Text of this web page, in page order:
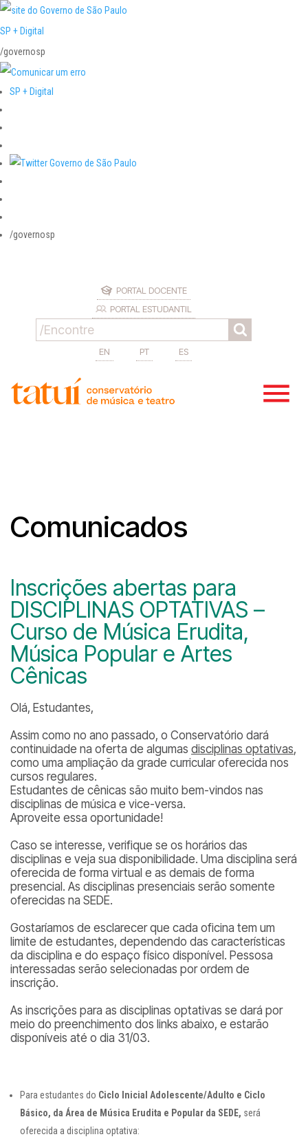
SP + Digital
/governosp
SP + Digital
/governosp
PORTAL DOCENTE
PORTAL ESTUDANTIL
EN PT ES
Comunicados
Inscrições abertas para
DISCIPLINAS OPTATIVAS –
Curso de Música Erudita,
Música Popular e Artes
Cênicas
Olá, Estudantes,
Assim como no ano passado, o Conservatório dará
continuidade na oferta de algumas disciplinas optativas,
como uma ampliação da grade curricular oferecida nos
cursos regulares.
Estudantes de cênicas são muito bem-vindos nas
disciplinas de música e vice-versa.
Aproveite essa oportunidade!
Caso se interesse, verifique se os horários das
disciplinas e veja sua disponibilidade. Uma disciplina será
oferecida de forma virtual e as demais de forma
presencial. As disciplinas presenciais serão somente
oferecidas na SEDE.
Gostaríamos de esclarecer que cada oficina tem um
limite de estudantes, dependendo das características
da disciplina e do espaço físico disponível. Pessosa
interessadas serão selecionadas por ordem de
inscrição.
As inscrições para as disciplinas optativas se dará por
meio do preenchimento dos links abaixo, e estarão
disponíveis até o dia 31/03.
Para estudantes do Ciclo Inicial Adolescente/Adulto e Ciclo
Básico, da Área de Música Erudita e Popular da SEDE, será
oferecida a disciplina optativa: